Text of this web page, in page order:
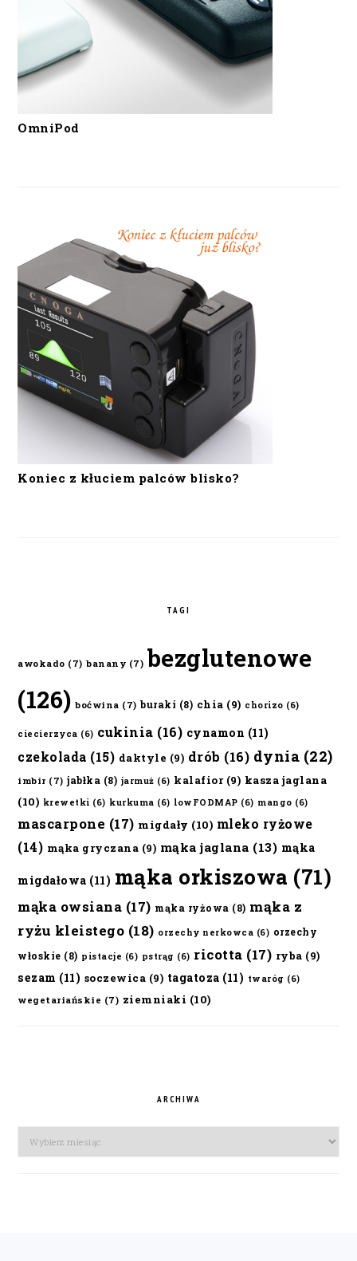
OmniPod
Koniec z kłuciem palców blisko?
TAGI
awokado (7) banany (7) bezglutenowe
(126) boćwina (7) buraki (8) chia (9) chorizo (6)
ciecierzyca (6) cukinia (16) cynamon (11)
czekolada (15) daktyle (9) drób (16) dynia (22)
imbir (7) jabłka (8) jarmuż (6) kalafior(9) kasza jaglana
(10) krewetki (6) kurkuma (6) lowFODMAP (6) mango (6)
mascarpone (17) migdały (10) mleko ryżowe
(14) mąka gryczana (9) mąka jaglana (13) mąka
migdałowa (11) mąka orkiszowa (71)
mąka owsiana (17) mąka ryżowa (8) mąka z
ryżu kleistego (18) orzechy nerkowca (6) orzechy
włoskie (8) pistacje (6) pstrąg (6) ricotta (17) ryba (9)
sezam (11) soczewica (9) tagatoza (11) twaróg (6)
wegetariańskie (7) ziemniaki (10)
ARCHIWA
Archiwa